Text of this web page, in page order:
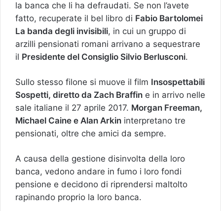
la banca che li ha defraudati. Se non l’avete
fatto, recuperate il bel libro di Fabio Bartolomei
La banda degli invisibili, in cui un gruppo di
arzilli pensionati romani arrivano a sequestrare
il Presidente del Consiglio Silvio Berlusconi.
Sullo stesso filone si muove il film Insospettabili
Sospetti, diretto da Zach Braffin e in arrivo nelle
sale italiane il 27 aprile 2017. Morgan Freeman,
Michael Caine e Alan Arkin interpretano tre
pensionati, oltre che amici da sempre.
A causa della gestione disinvolta della loro
banca, vedono andare in fumo i loro fondi
pensione e decidono di riprendersi maltolto
rapinando proprio la loro banca.